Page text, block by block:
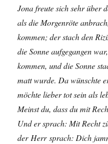
Jona freute sich sehr über
als die Morgenröte
kommen; der stach den
die Sonne aufgegangen
kommen, und die Sonne
matt wurde. Da wünschte
möchte lieber tot sein als
Meinst du, dass du mit
Und er sprach: Mit Recht
der Herr sprach: Dich